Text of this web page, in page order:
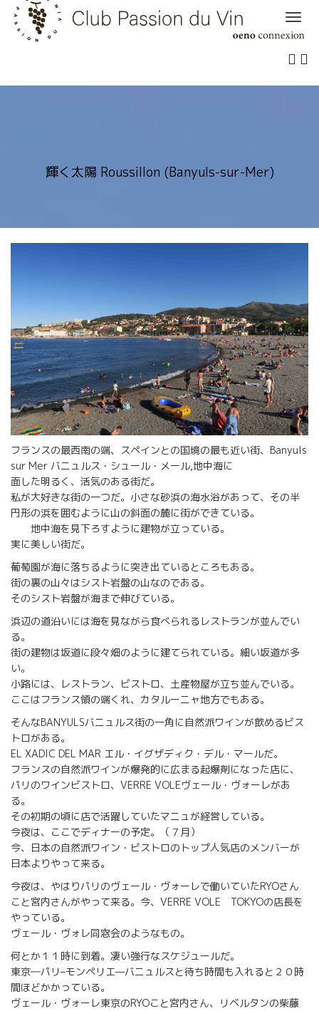
Skip
content
輝く太陽 Roussillon (Banyuls-sur-Mer)
フランスの最西南の端、スペインとの国境の最も近い街、Banyuls
sur Mer バニュルス・シュール・メール,地中海に
面した明るく、活気のある街だ。
私が大好きな街の一つだ。小さな砂浜の海水浴があって、その半
円形の浜を囲むように山の斜面の麓に街ができている。
地中海を見下ろすように建物が立っている。
実に美しい街だ。
葡萄園が海に落ちるように突き出ているところもある。
街の裏の山々はシスト岩盤の山なのである。
そのシスト岩盤が海まで伸びている。
浜辺の道沿いには海を見ながら食べられるレストランが並んでい
る。
街の建物は坂道に段々畑のように建てられている。細い坂道が多
い。
小路には、レストラン、ビストロ、土産物屋が立ち並んでいる。
ここはフランス領の端くれ、カタルーニャ地方でもある。
そんなBANYULSバニュルス街の一角に自然派ワインが飲めるビス
トロがある。
EL XADIC DEL MAR エル・イグザディク・デル・マールだ。
フランスの自然派ワインが爆発的に広まる起爆剤になった店に、
パリのワインビストロ、VERRE VOLEヴェール・ヴォーレがあ
る。
その初期の頃に店で活躍していたマニュが経営している。
今夜は、ここでディナーの予定。（７月）
今、日本の自然派ワイン・ビストロのトップ人気店のメンバーが
日本よりやって来る。
今夜は、やはりパリのヴェール・ヴォーレで働いていたRYOさん
こと宮内さんがやって来る。今、VERRE VOLE TOKYOの店長を
やっている。
ヴェール・ヴォレ同窓会のようなもの。
何とか１１時に到着。凄い強行なスケジュールだ。
東京―パリ–モンペリエ—バニュルスと待ち時間も入れると２０時
間ほどかかっている。
ヴェール・ヴォーレ東京のRYOこと宮内さん、リベルタンの柴藤